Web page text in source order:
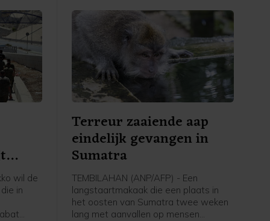
wil de
in
Terreur zaaiende aap
eindelijk gevangen in
Sumatra
TEMBILAHAN (ANP/AFP) - Een
langstaartmakaak die een plaats in
het oosten van Sumatra twee weken
lang met aanvallen op mensen